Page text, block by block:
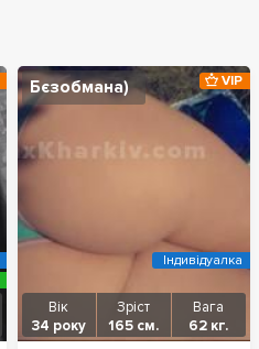
Бєзобмана)
Вік
34 року
Зріст
165 см.
Вага
62 кг.
VIP
Індивідуалка